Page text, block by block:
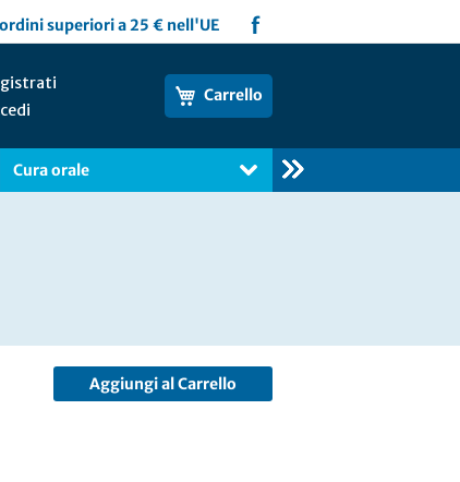
superiori a 25 € nell'UE f
Carrello
Cura orale Libri
Aggiungi al Carrello